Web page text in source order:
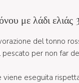
με λάδι
del tonno
per non far
viene eseguita